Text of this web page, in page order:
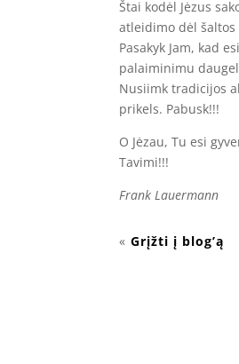
Štai kodėl Jėzus
atleidimo dėl šaltos
Pasakyk Jam, kad
palaiminimu
Nusiimk tradicijos
prikels. Pabusk!!!
O Jėzau, Tu esi
Tavimi!!!
Frank Lauermann
«Grįžti į blog’ą